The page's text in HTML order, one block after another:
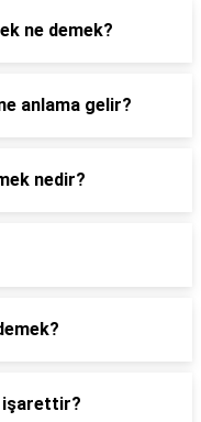
ne demek?
anlama gelir?
nedir?
işarettir?